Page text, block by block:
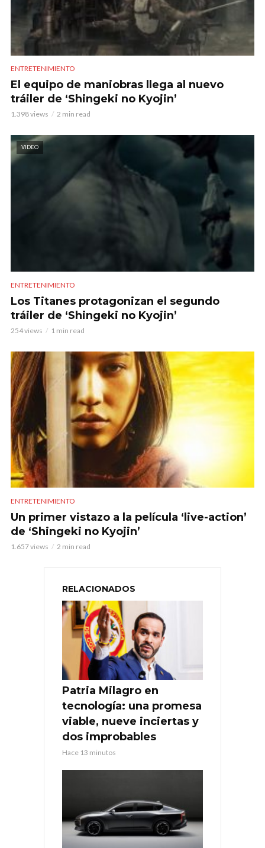
ENTRETENIMIENTO
El equipo de maniobras llega al nuevo
tráiler de ‘Shingeki no Kyojin’
1.398 views 2 min read
VIDEO
ENTRETENIMIENTO
Los Titanes protagonizan el segundo
tráiler de ‘Shingeki no Kyojin’
254 views 1 min read
ENTRETENIMIENTO
Un primer vistazo a la película ‘live-action’
de ‘Shingeki no Kyojin’
1.657 views 2 min read
RELACIONADOS
Patria Milagro en
tecnología: una promesa
viable, nueve inciertas y
dos improbables
Hace 13 minutos